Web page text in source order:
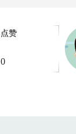
点赞
0